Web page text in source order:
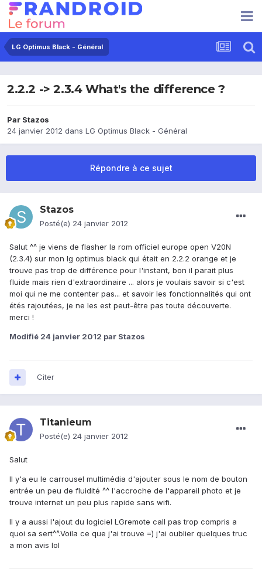
LG Optimus Black - Général
2.2.2 -> 2.3.4 What's the difference ?
Par Stazos
24 janvier 2012 dans LG Optimus Black - Général
Répondre à ce sujet
Stazos
Posté(e) 24 janvier 2012
Salut ^^ je viens de flasher la rom officiel europe open V20N
(2.3.4) sur mon lg optimus black qui était en 2.2.2 orange et je
trouve pas trop de différence pour l'instant, bon il parait plus
fluide mais rien d'extraordinaire ... alors je voulais savoir si c'est
moi qui ne me contenter pas... et savoir les fonctionnalités qui ont
étés rajoutées, je ne les est peut-être pas toute découverte.
merci !
Modifié 24 janvier 2012 par Stazos
Citer
Titanieum
Posté(e) 24 janvier 2012
Salut
Il y'a eu le carrousel multimédia d'ajouter sous le nom de bouton
entrée un peu de fluidité ^^ l'accroche de l'appareil photo et je
trouve internet un peu plus rapide sans wifi.
Il y a aussi l'ajout du logiciel LGremote call pas trop compris a
quoi sa sert^^.Voila ce que j'ai trouve =) j'ai oublier quelques truc
a mon avis lol